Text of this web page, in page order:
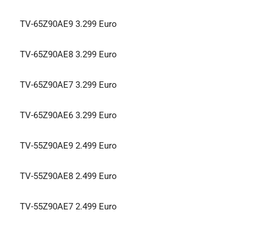
TV-65Z90AE9 3.299 Euro
TV-65Z90AE8 3.299 Euro
TV-65Z90AE7 3.299 Euro
TV-65Z90AE6 3.299 Euro
TV-55Z90AE9 2.499 Euro
TV-55Z90AE8 2.499 Euro
TV-55Z90AE7 2.499 Euro